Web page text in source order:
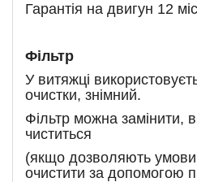
Гарантія на двигун 12
Фільтр
У витяжці
очистки, знімний.
Фільтр можна замінити,
чиститься
(якщо дозволяють
очистити за допомогою